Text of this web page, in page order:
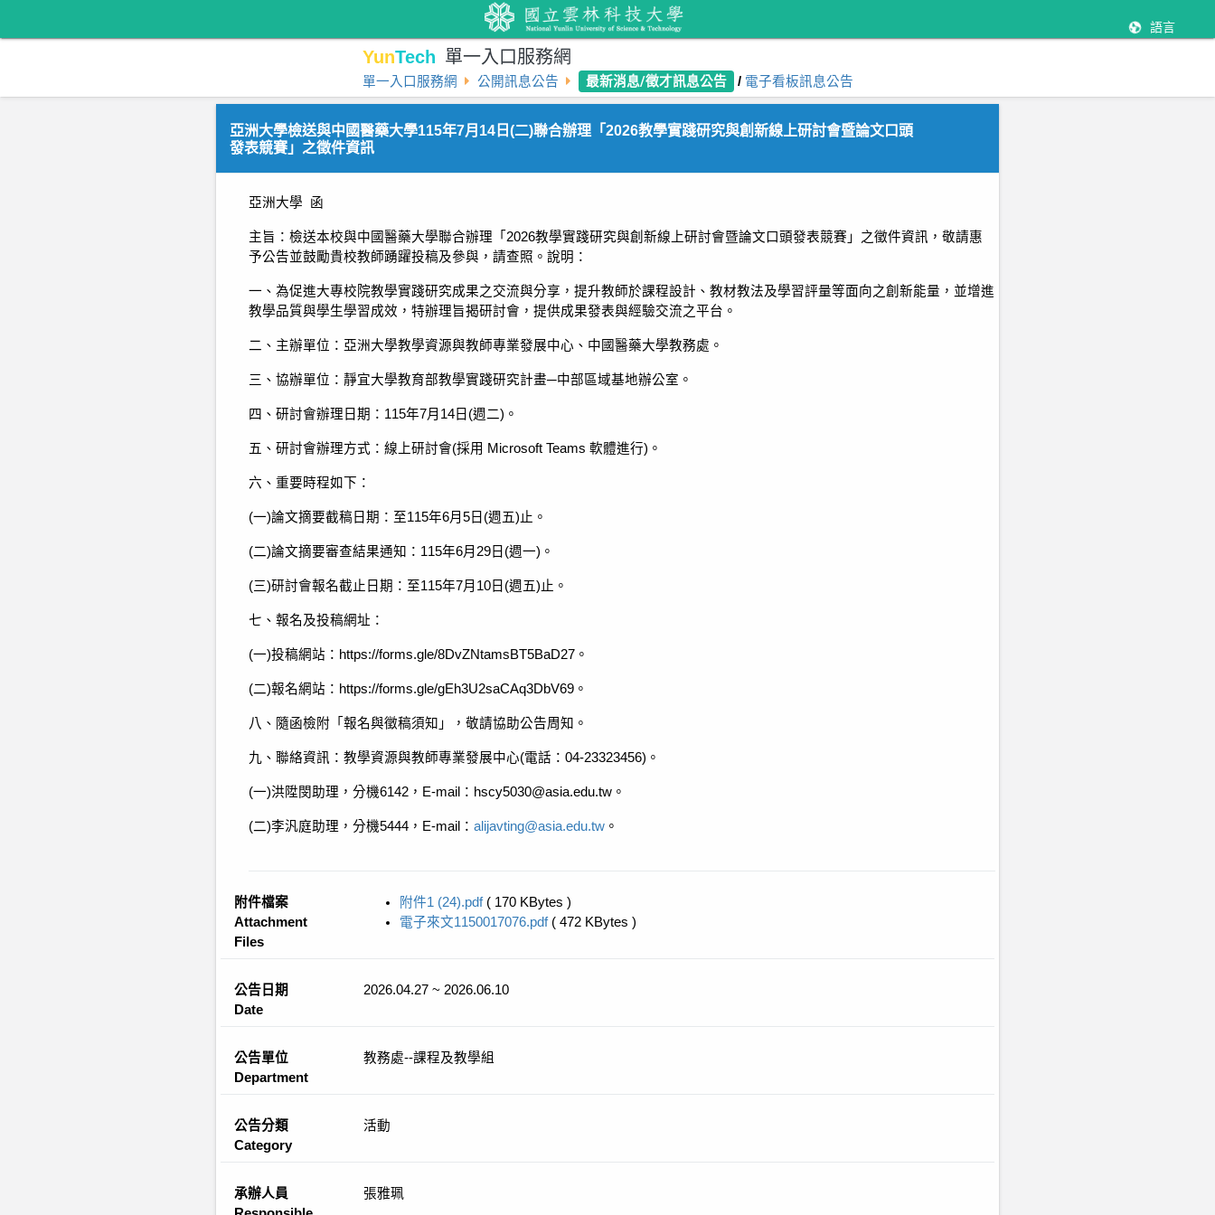
語言
YunTech 單一入口服務網
單一入口服務網 公開訊息公告 最新消息/徵才訊息公告 / 電子看板訊息公告
亞洲大學檢送與中國醫藥大學115年7月14日(二)聯合辦理「2026教學實踐研究與創新線上研討會暨論文口頭
發表競賽」之徵件資訊
亞洲大學 函
主旨：檢送本校與中國醫藥大學聯合辦理「2026教學實踐研究與創新線上研討會暨論文口頭發表競賽」之徵件資訊，敬請惠
予公告並鼓勵貴校教師踴躍投稿及參與，請查照。說明：
一、為促進大專校院教學實踐研究成果之交流與分享，提升教師於課程設計、教材教法及學習評量等面向之創新能量，並增進
教學品質與學生學習成效，特辦理旨揭研討會，提供成果發表與經驗交流之平台。
二、主辦單位：亞洲大學教學資源與教師專業發展中心、中國醫藥大學教務處。
三、協辦單位：靜宜大學教育部教學實踐研究計畫─中部區域基地辦公室。
四、研討會辦理日期：115年7月14日(週二)。
五、研討會辦理方式：線上研討會(採用 Microsoft Teams 軟體進行)。
六、重要時程如下：
(一)論文摘要截稿日期：至115年6月5日(週五)止。
(二)論文摘要審查結果通知：115年6月29日(週一)。
(三)研討會報名截止日期：至115年7月10日(週五)止。
七、報名及投稿網址：
(一)投稿網站：https://forms.gle/8DvZNtamsBT5BaD27。
(二)報名網站：https://forms.gle/gEh3U2saCAq3DbV69。
八、隨函檢附「報名與徵稿須知」，敬請協助公告周知。
九、聯絡資訊：教學資源與教師專業發展中心(電話：04-23323456)。
(一)洪陞閔助理，分機6142，E-mail：hscy5030@asia.edu.tw。
(二)李汎庭助理，分機5444，E-mail： alijavting@asia.edu.tw 。
附件檔案
Attachment
Files
附件1 (24).pdf ( 170 KBytes )
電子來文1150017076.pdf ( 472 KBytes )
公告日期
Date
2026.04.27 ~ 2026.06.10
公告單位
Department
教務處--課程及教學組
公告分類
Category
活動
承辦人員
張雅珮